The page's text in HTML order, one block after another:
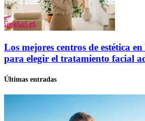
Los mejores centros de estética
para elegir el tratamiento facial
Últimas entradas